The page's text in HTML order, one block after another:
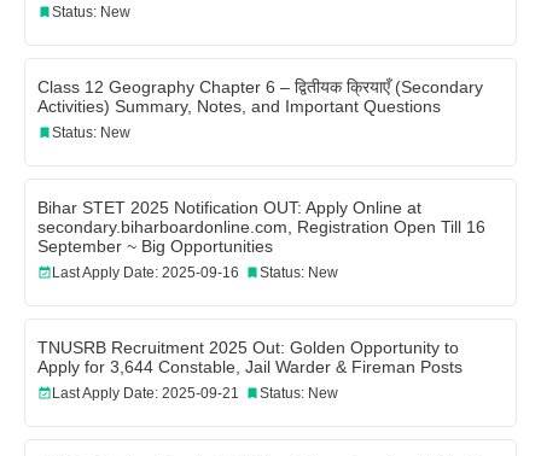
Status: New
Class 12 Geography Chapter 6 – द्वितीयक क्रियाएँ (Secondary
Activities) Summary, Notes, and Important Questions
Status: New
Bihar STET 2025 Notification OUT: Apply Online at
secondary.biharboardonline.com, Registration Open Till 16
September ~ Big Opportunities
Last Apply Date: 2025-09-16 Status: New
TNUSRB Recruitment 2025 Out: Golden Opportunity to
Apply for 3,644 Constable, Jail Warder & Fireman Posts
Last Apply Date: 2025-09-21 Status: New